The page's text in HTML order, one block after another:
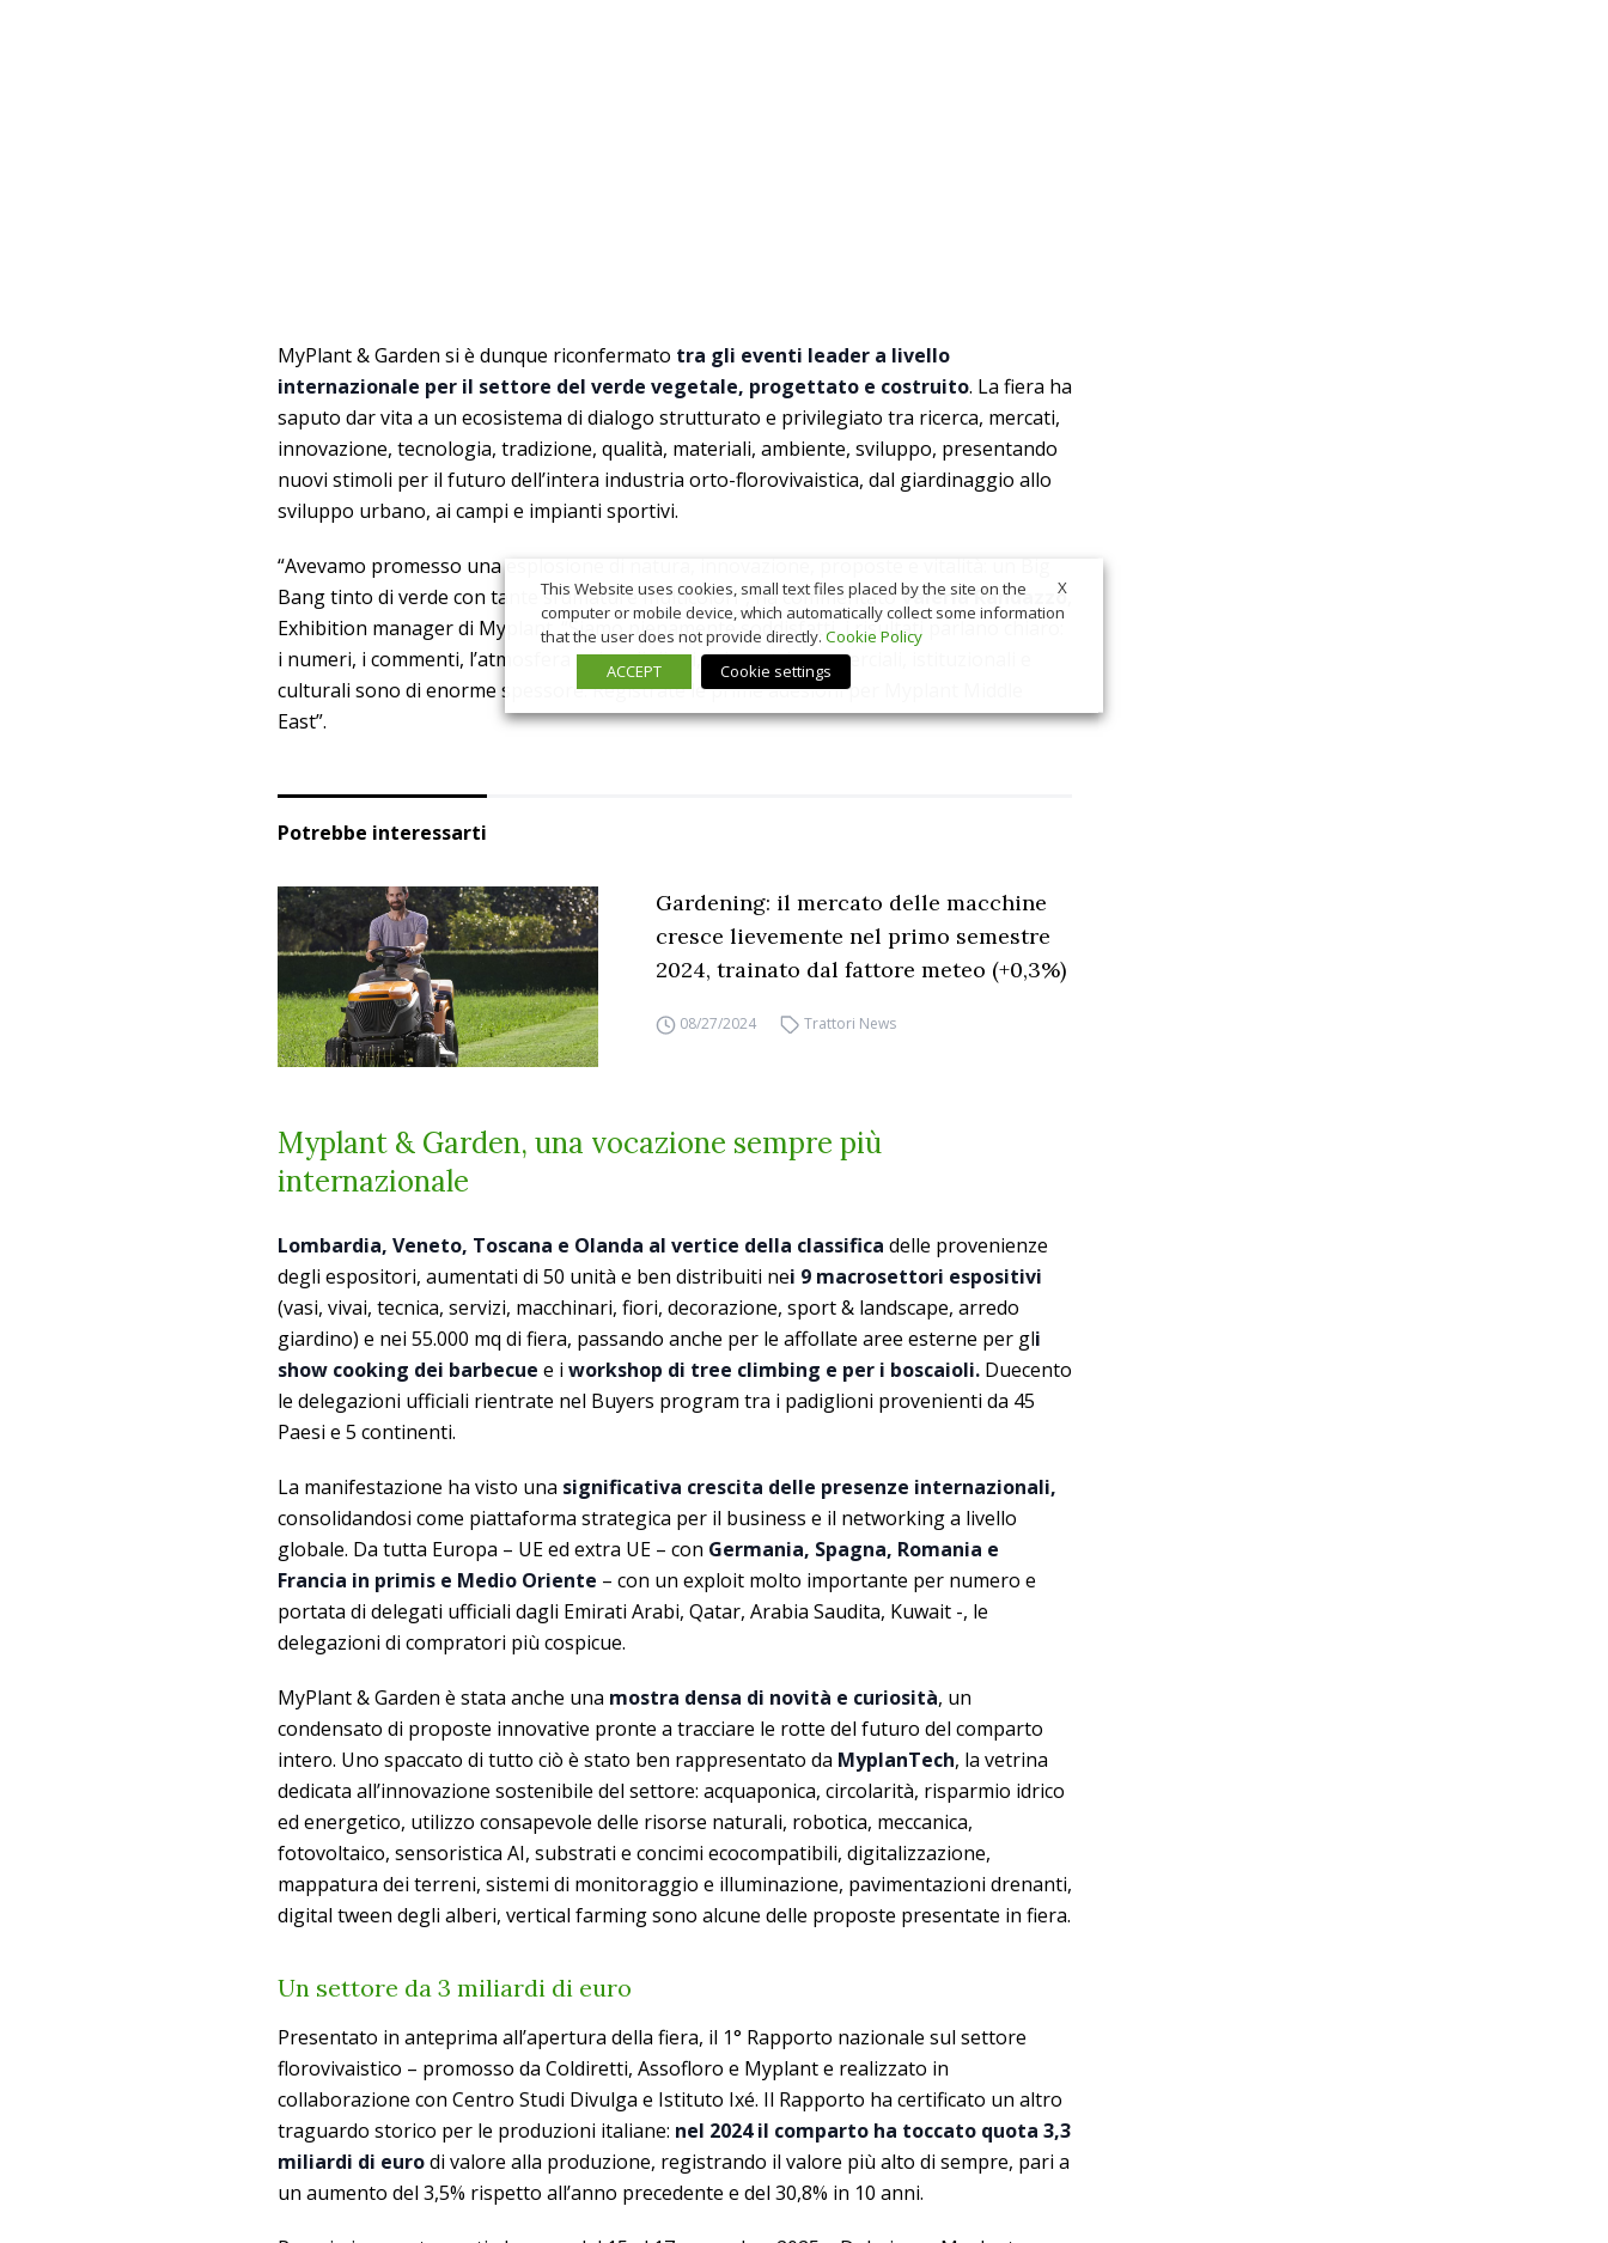
MyPlant & Garden si è dunque riconfermato tra gli eventi leader a livello
internazionale per il settore del verde vegetale, progettato e costruito. La fiera ha
saputo dar vita a un ecosistema di dialogo strutturato e privilegiato tra ricerca, mercati,
innovazione, tecnologia, tradizione, qualità, materiali, ambiente, sviluppo, presentando
nuovi stimoli per il futuro dell’intera industria orto-florovivaistica, dal giardinaggio allo
sviluppo urbano, ai campi e impianti sportivi.
“Avevamo promesso una esplosione di natura, innovazione, proposte e vitalità: un Big
Bang tinto di verde con tante sfumature multicolori”, ha commentatoValeria Randazzo
Exhibition manager di Myplant. “Siamo pienamente soddisfatti, i risultati parlano chiaro:
i numeri, i commenti, l’atmosfera nei padiglioni, i riscontri commerciali, istituzionali e
culturali sono di enorme spessore. Registrate le prime adesioni per Myplant Middle
East”.
Potrebbe interessarti
Gardening: il mercato delle macchine
cresce lievemente nel primo semestre
2024, trainato dal fattore meteo (+0,3%)
08/27/2024 Trattori News
Myplant & Garden, una vocazione sempre più
internazionale
Lombardia, Veneto, Toscana e Olanda al vertice della classifica delle provenienze
degli espositori, aumentati di 50 unità e ben distribuiti nei 9 macrosettori espositivi
(vasi, vivai, tecnica, servizi, macchinari, fiori, decorazione, sport & landscape, arredo
giardino) e nei 55.000 mq di fiera, passando anche per le affollate aree esterne per gli
show cooking dei barbecue e i workshop di tree climbing e per i boscaioli. Duecento
le delegazioni ufficiali rientrate nel Buyers program tra i padiglioni provenienti da 45
Paesi e 5 continenti.
La manifestazione ha visto una significativa crescita delle presenze internazionali,
consolidandosi come piattaforma strategica per il business e il networking a livello
globale. Da tutta Europa – UE ed extra UE – con Germania, Spagna, Romania e
Francia in primis e Medio Oriente – con un exploit molto importante per numero e
portata di delegati ufficiali dagli Emirati Arabi, Qatar, Arabia Saudita, Kuwait -, le
delegazioni di compratori più cospicue.
MyPlant & Garden è stata anche una mostra densa di novità e curiosità, un
condensato di proposte innovative pronte a tracciare le rotte del futuro del comparto
intero. Uno spaccato di tutto ciò è stato ben rappresentato da MyplanTech, la vetrina
dedicata all’innovazione sostenibile del settore: acquaponica, circolarità, risparmio idrico
ed energetico, utilizzo consapevole delle risorse naturali, robotica, meccanica,
fotovoltaico, sensoristica AI, substrati e concimi ecocompatibili, digitalizzazione,
mappatura dei terreni, sistemi di monitoraggio e illuminazione, pavimentazioni drenanti,
digital tween degli alberi, vertical farming sono alcune delle proposte presentate in fiera.
Un settore da 3 miliardi di euro
Presentato in anteprima all’apertura della fiera, il 1° Rapporto nazionale sul settore
florovivaistico – promosso da Coldiretti, Assofloro e Myplant e realizzato in
collaborazione con Centro Studi Divulga e Istituto Ixé. Il Rapporto ha certificato un altro
traguardo storico per le produzioni italiane: nel 2024 il comparto ha toccato quota 3,3
miliardi di eurodi valore alla produzione, registrando il valore più alto di sempre, pari a
un aumento del 3,5% rispetto all’anno precedente e del 30,8% in 10 anni.
X
This Website uses cookies, small text files placed by the site on the
computer or mobile device, which automatically collect some information
that the user does not provide directly. Cookie Policy
ACCEPT
Cookie settings